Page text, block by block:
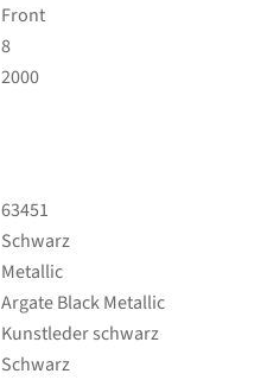
Front
8
2000
63451
Schwarz
Metallic
Argate Black Metallic
Kunstleder schwarz
Schwarz